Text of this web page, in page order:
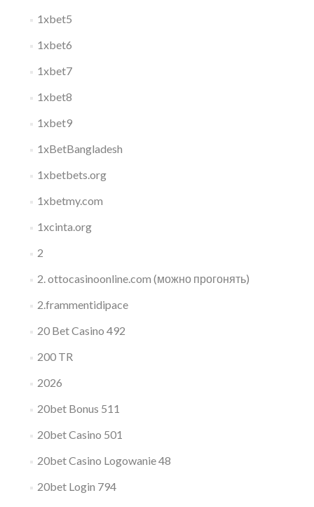
1xbet5
1xbet6
1xbet7
1xbet8
1xbet9
1xBetBangladesh
1xbetbets.org
1xbetmy.com
1xcinta.org
2
2. ottocasinoonline.com (можно прогонять)
2.frammentidipace
20 Bet Casino 492
200 TR
2026
20bet Bonus 511
20bet Casino 501
20bet Casino Logowanie 48
20bet Login 794